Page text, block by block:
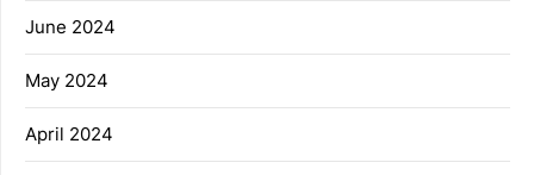
June 2024
May 2024
April 2024